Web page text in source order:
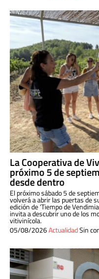
La Cooperativa de
próximo 5 de
desde dentro
El próximo sábado 5 de
volverá a abrir las puertas de
edición de ‘Tiempo de
invita a descubrir uno de los
vitivinícola.
05/08/2026ActualidadSin